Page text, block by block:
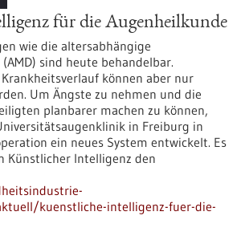
für die Augenheilkunde
wie die altersabhängige
sind heute behandelbar.
können aber nur
Um Ängste zu nehmen und die
planbarer machen zu können,
in Freiburg in
ein neues System entwickelt. Es
Künstlicher Intelligenz den
kuenstliche-intelligenz-fuer-die-